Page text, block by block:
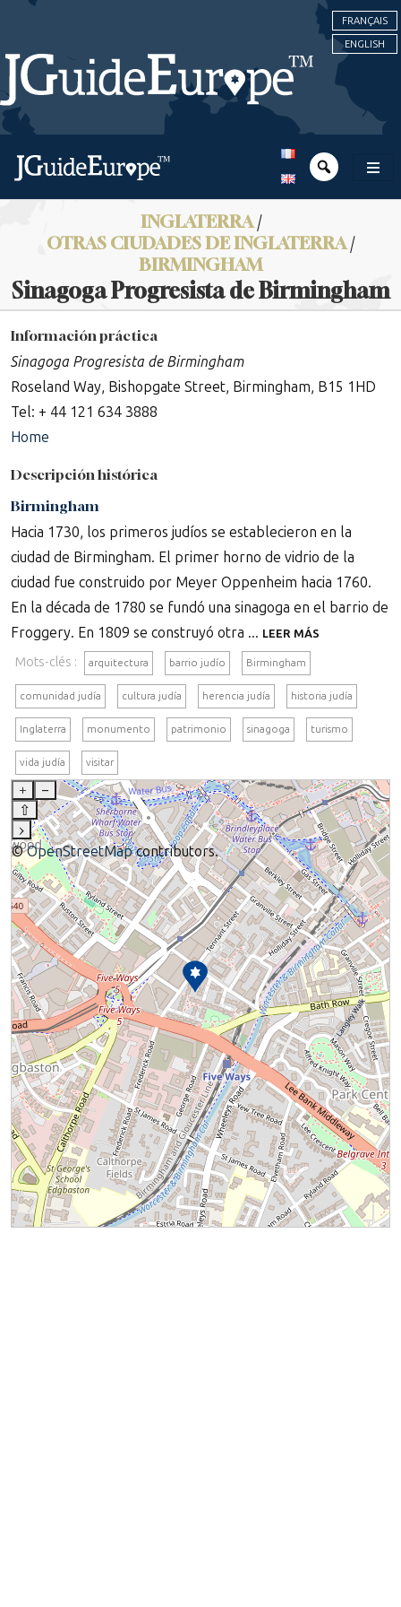
FRANÇAIS
ENGLISH
INGLATERRA/
OTRAS CIUDADES DE INGLATERRA/
BIRMINGHAM
Sinagoga Progresista de Birmingham
Información práctica
Sinagoga Progresista de Birmingham
Roseland Way, Bishopgate Street, Birmingham, B15 1HD
Tel: + 44 121 634 3888
Home
Descripción histórica
Birmingham
Hacia 1730, los primeros judíos se establecieron en la
ciudad de Birmingham. El primer horno de vidrio de la
ciudad fue construido por Meyer Oppenheim hacia 1760.
En la década de 1780 se fundó una sinagoga en el barrio de
Froggery. En 1809 se construyó otra ... LEER MÁS
Mots-clés : arquitectura barrio judío Birmingham
comunidad judía cultura judía herencia judía historia judía
Inglaterra monumento patrimonio sinagoga turismo
vida judía visitar
+
–
⇧
›
©OpenStreetMapcontributors.